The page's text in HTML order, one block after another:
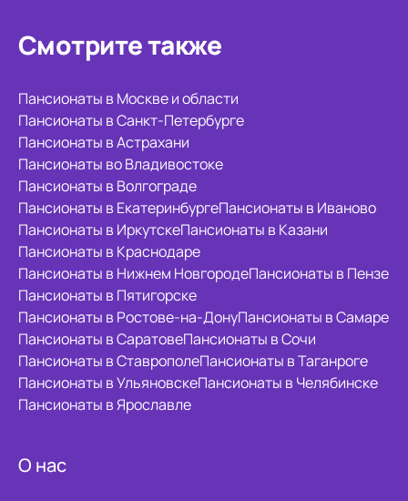
Смотрите также
Пансионаты в Москве и области
Пансионаты в Санкт-Петербурге
Пансионаты в Астрахани
Пансионаты во Владивостоке
Пансионаты в Волгограде
Пансионаты в ЕкатеринбургеПансионаты в Иваново
Пансионаты в ИркутскеПансионаты в Казани
Пансионаты в Краснодаре
Пансионаты в Нижнем НовгородеПансионаты в Пензе
Пансионаты в Пятигорске
Пансионаты в Ростове-на-ДонуПансионаты в Самаре
Пансионаты в СаратовеПансионаты в Сочи
Пансионаты в СтаврополеПансионаты в Таганроге
Пансионаты в УльяновскеПансионаты в Челябинске
Пансионаты в Ярославле
О нас